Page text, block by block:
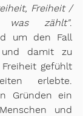
Freiheit /
zählt".
um den Fall
damit zu
gefühlt
erlebte.
Gründen ein
und